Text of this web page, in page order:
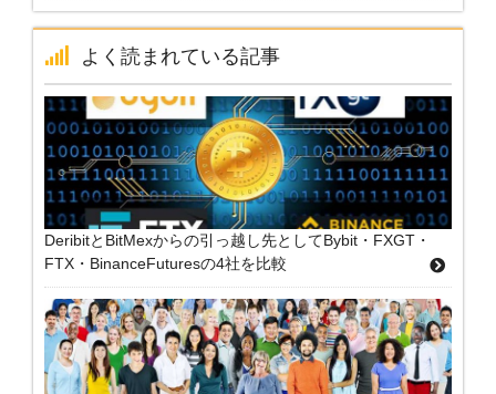
よく読まれている記事
DeribitとBitMexからの引っ越し先としてBybit・FXGT・
FTX・BinanceFuturesの4社を比較